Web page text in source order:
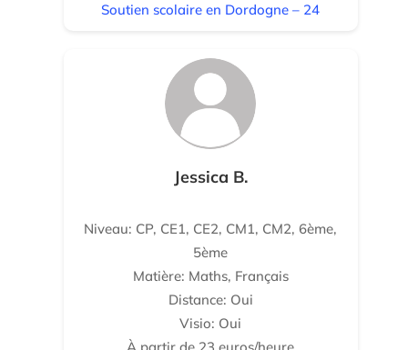
Soutien scolaire en Dordogne – 24
Jessica B.
Niveau: CP, CE1, CE2, CM1, CM2, 6ème,
5ème
Matière: Maths, Français
Distance: Oui
Visio: Oui